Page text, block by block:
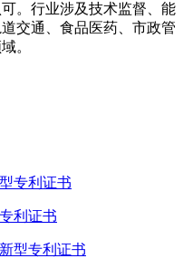
。行业涉及技术监督、能
交通、食品医药、市政管
。
利证书